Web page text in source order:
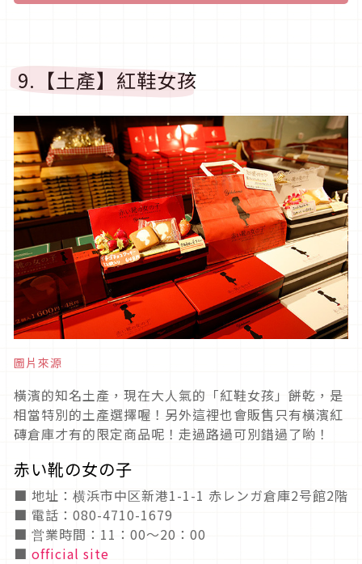
9.【土產】紅鞋女孩
圖片來源
橫濱的知名土產，現在大人氣的「紅鞋女孩」餅乾，是
相當特別的土產選擇喔！另外這裡也會販售只有橫濱紅
磚倉庫才有的限定商品呢！走過路過可別錯過了喲！
赤い靴の女の子
■ 地址：横浜市中区新港1-1-1 赤レンガ倉庫2号館2階
■ 電話：080-4710-1679
■ 営業時間：11：00～20：00
■ official site